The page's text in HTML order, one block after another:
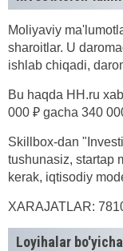
Moliyaviy
sharoitlar. U
ishlab chiqadi,
Bu haqda HH.ru
000 ₽ gacha 340
Skillbox-dan
tushunasiz, startap
kerak, iqtisodiy
XARAJATLAR:
Loyihalar